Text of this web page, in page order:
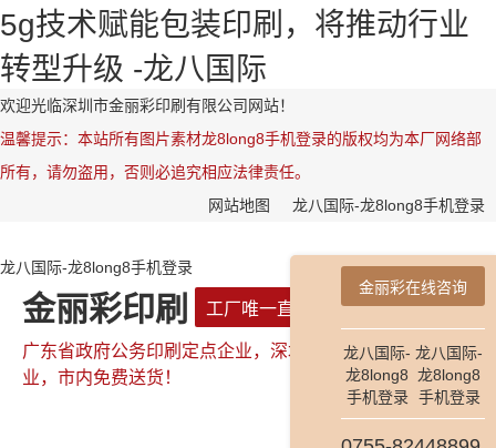
5g技术赋能包装印刷，将推动行业
转型升级 -龙八国际
欢迎光临深圳市金丽彩印刷有限公司网站！
温馨提示：本站所有图片素材龙8long8手机登录的版权均为本厂网络部
所有，请勿盗用，否则必追究相应法律责任。
网站地图
龙八国际-龙8long8手机登录
龙八国际-龙8long8手机登录
金丽彩印刷 工厂唯一直属网站
广东省政府公务印刷定点企业，深圳市政府公务印刷定点企
业，市内免费送货！
金丽彩在线咨询
龙八国际-
龙8long8
手机登录
龙八国际-
龙8long8
手机登录